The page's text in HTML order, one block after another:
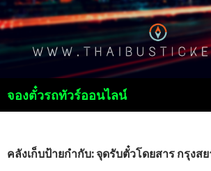
จองตั๋วรถทัวร์ออนไลน์
เนื้อหา
คลังเก็บป้ายกำกับ: จุดรับตั๋วโดยสาร กรุงส